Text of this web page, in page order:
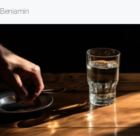
Beniamin